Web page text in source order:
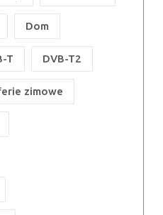
Dom
T DVB-T2
zimowe